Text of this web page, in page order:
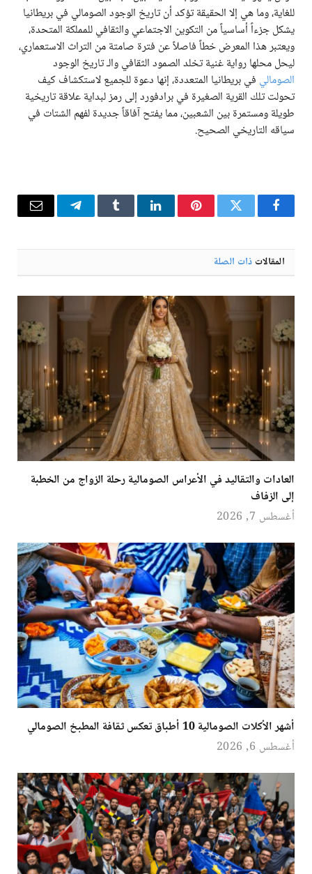
للغاية، وما هي إلا الحقيقة تؤكد أن تاريخ الوجود الصومالي في بريطانيا
يشكل جزءاً أساسياً من التكوين الاجتماعي والثقافي للمملكة المتحدة،
ويعتبر هذا المعرض خطاً فاصلاً عن فترة صامتة من التراث الاستعماري،
ليحل محلها رواية غنية تخلد الصمود الثقافي والـ تاريخ الوجود
الصومالي في بريطانيا المتعددة، إنها دعوة للجميع لاستكشاف كيف
تحولت تلك القرية الصغيرة في برادفورد إلى رمز لبداية علاقة تاريخية
طويلة ومستمرة بين الشعبين، مما يفتح آفاقاً جديدة لفهم الشتات في
سياقه التاريخي الصحيح.
فيسبوكتويتر بينتيريستلينكدإن Tumblr تيلقرام البريد
المقالات ذات الصلة
العادات والتقاليد في الأعراس الصومالية رحلة الزواج من الخطبة
إلى الزفاف
أغسطس 7, 2026
أشهر الأكلات الصومالية 10 أطباق تعكس ثقافة المطبخ الصومالي
أغسطس 6, 2026